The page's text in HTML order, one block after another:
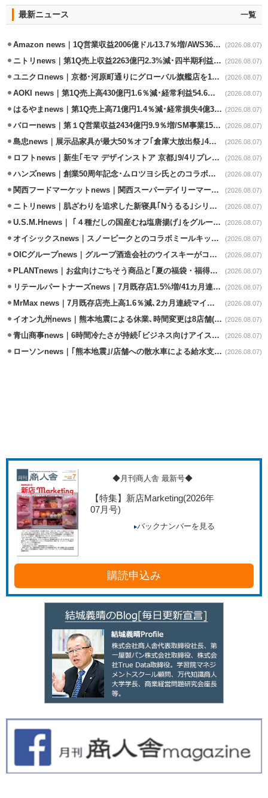
最新ニュース 一覧
Amazon news｜1Q営業収益2006億ドル13.7％増/AWS36.8％％増が貢献 (2026.08.07)
ニトリnews｜第1Q売上収益2263億円2.3%減･四半期利益1.4％減 (2026.08.07)
ユニクロnews｜京都･河原町通りにグローバル旗艦店を11/6開設 (2026.08.07)
AOKI news｜第1Q売上高430億円1.6％減･経常利益54.6％減 (2026.08.07)
はるやまnews｜第1Q売上高71億円1.4％減･経常損失4億3800万円 (2026.08.07)
バローnews｜第１Q営業収益2434億円9.9％増/SM事業15.5％増と絶好調 (2026.08.07)
島忠news｜展示品家具が最大50％オフ｢倉庫大放出祭｣4店舗限定で開催 (2026.08.07)
ロフトnews｜新生｢モマ デザインストア 京都｣9/4リプレイスオープン (2026.08.07)
ハンズnews｜創業50周年記念･ムロツヨシ氏とのコラボ企画｢ムロハンズ｣開催 (2026.08.07)
関西フードマーケットnews｜関西スーパーデイリーマート蒲生店8/7改装 (2026.08.07)
ニトリnews｜肌ざわりを追求した新寝具｢Nうるる｣シリーズを発売 (2026.08.07)
U.S.M.Hnews｜ ｢４種だしの国産むね塩唐揚げ｣をグループ610店で共同販促 (2026.08.07)
オイシックスnews｜スノーピークとのコラボミールキット8/13発売 (2026.08.07)
OICグループnews｜グループ酒造会社のウイスキーがコンペティション受賞 (2026.08.07)
PLANTnews｜お盆向けごちそう商品と｢夏の福袋・福得カート｣8/8から開催 (2026.08.07)
リテールパートナーズnews｜7月既存店1.5%増/41カ月連続増 (2026.08.07)
MrMax news｜7月既存店売上高1.6％減､2カ月連続マイナス (2026.08.07)
イオン九州news｜熊本地震による休業､時間変更は8店舗(8/7時点) (2026.08.07)
青山商事news｜6時間冷たさが持続｢ビジネス向けアイスベスト｣発売 (2026.08.07)
ローソンnews｜｢熊本地震｣/店舗への散水車による給水支援を開始 (2026.08.07)
◆月刊商人舎 最新号◆
【特集】新店Marketing(2026年
07月号)
バックナンバーを見る
購読申込み